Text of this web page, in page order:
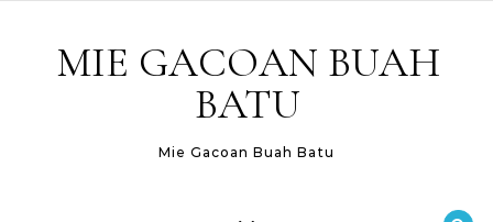
MIE GACOAN BUAH
BATU
Mie Gacoan Buah Batu